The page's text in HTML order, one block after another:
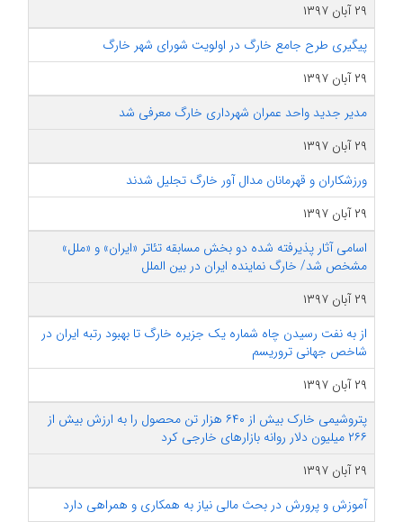
۲۹ آبان ۱۳۹۷
پیگیری طرح جامع خارگ در اولویت شورای شهر خارگ
۲۹ آبان ۱۳۹۷
مدیر جدید واحد عمران شهرداری خارگ معرفی شد
۲۹ آبان ۱۳۹۷
ورزشکاران و قهرمانان مدال آور خارگ تجلیل شدند
۲۹ آبان ۱۳۹۷
اسامی آثار پذیرفته شده دو بخش مسابقه تئاتر «ایران» و «ملل»
مشخص شد/ خارگ نماینده ایران در بین الملل
۲۹ آبان ۱۳۹۷
از به نفت رسیدن چاه شماره یک جزیره خارگ تا بهبود رتبه ایران در
شاخص جهانی تروریسم
۲۹ آبان ۱۳۹۷
پتروشیمی خارک بیش از ۶۴۰ هزار تن محصول را به ارزش بیش از
۲۶۶ میلیون دلار روانه بازارهای خارجی کرد
۲۹ آبان ۱۳۹۷
آموزش و پرورش در بحث مالی نیاز به همکاری و همراهی دارد